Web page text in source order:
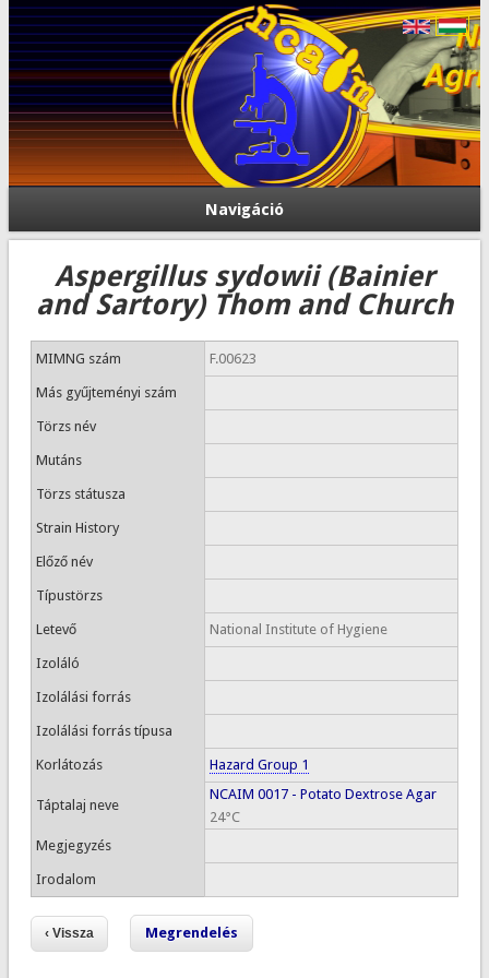
Navigáció
Aspergillus sydowii (Bainier
and Sartory) Thom and Church
MIMNG szám F.00623
Más gyűjteményi szám
Törzs név
Mutáns
Törzs státusza
Strain History
Előző név
Típustörzs
Letevő National Institute of Hygiene
Izoláló
Izolálási forrás
Izolálási forrás típusa
Korlátozás Hazard Group 1
Táptalaj neve
NCAIM 0017 - Potato Dextrose Agar
24°C
Megjegyzés
Irodalom
Megrendelés